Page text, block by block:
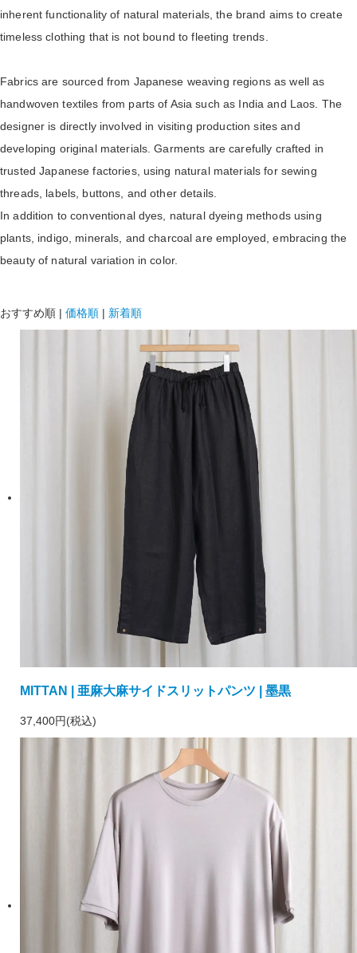
inherent functionality of natural materials, the brand aims to create
timeless clothing that is not bound to fleeting trends.
Fabrics are sourced from Japanese weaving regions as well as
handwoven textiles from parts of Asia such as India and Laos. The
designer is directly involved in visiting production sites and
developing original materials. Garments are carefully crafted in
trusted Japanese factories, using natural materials for sewing
threads, labels, buttons, and other details.
In addition to conventional dyes, natural dyeing methods using
plants, indigo, minerals, and charcoal are employed, embracing the
beauty of natural variation in color.
おすすめ順 | 価格順 | 新着順
MITTAN | 亜麻大麻サイドスリットパンツ | 墨黒
37,400円(税込)